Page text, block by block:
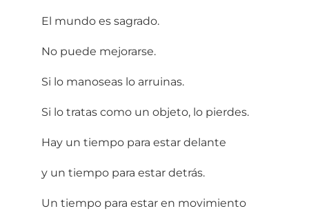
El mundo es sagrado.
No puede mejorarse.
Si lo manoseas lo arruinas.
Si lo tratas como un objeto, lo pierdes.
Hay un tiempo para estar delante
y un tiempo para estar detrás.
Un tiempo para estar en movimiento